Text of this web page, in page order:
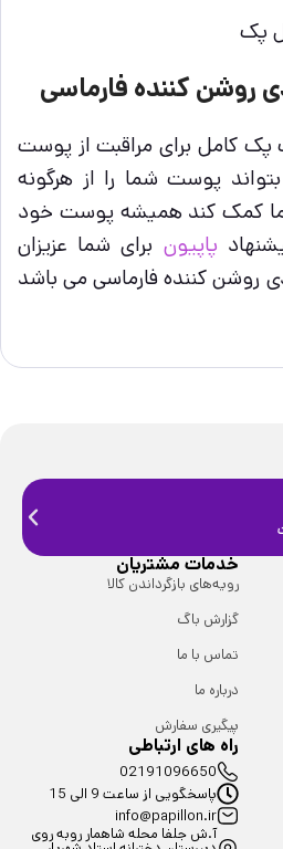
کننده فارماسی
پک کامل برای مراقبت از پوست
پوست شما را از هرگونه
کمک کند همیشه پوست خود
پاپیون برای شما عزیزان
روشن کننده فارماسی می باشد
خدمات مشتریان
رویه‌های بازگرداندن کالا
گزارش باگ
تماس با ما
درباره ما
پیگیری سفارش
راه های ارتباطی
02191096650
پاسخگویی از ساعت 9 الی 15
info@papillon.ir
آ.ش جلفا محله شاهمار روبه روی